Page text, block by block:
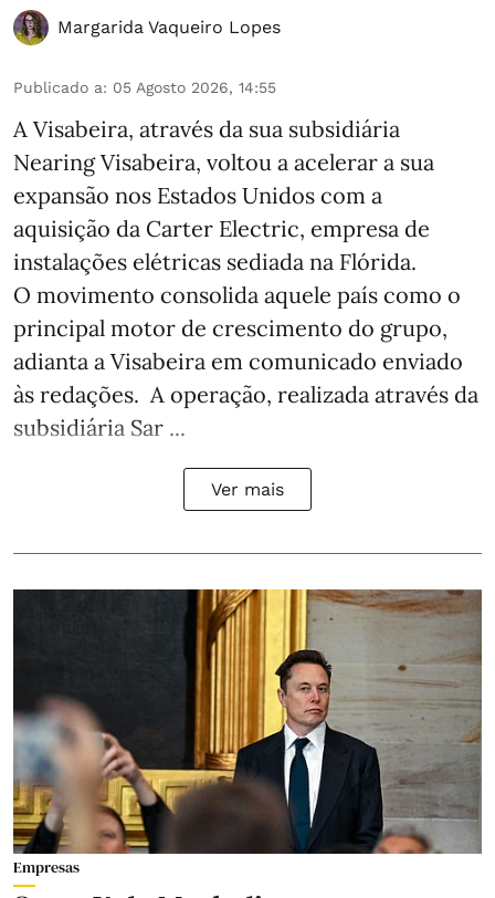
Margarida Vaqueiro Lopes
Publicado a: 05 Agosto 2026, 14:55
A Visabeira, através da sua subsidiária
Nearing Visabeira, voltou a acelerar a sua
expansão nos Estados Unidos com a
aquisição da Carter Electric, empresa de
instalações elétricas sediada na Flórida.
O movimento consolida aquele país como o
principal motor de crescimento do grupo,
adianta a Visabeira em comunicado enviado
às redações. A operação, realizada através da
subsidiária Sar ...
Ver mais
Empresas